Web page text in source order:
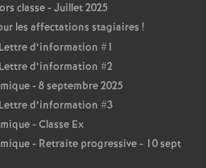
classe - Juillet 2025
les affectations stagiaires !
d’information #1
d’information #2
- 8 septembre 2025
d’information #3
- Classe Ex
- Retraite progressive - 10 sept